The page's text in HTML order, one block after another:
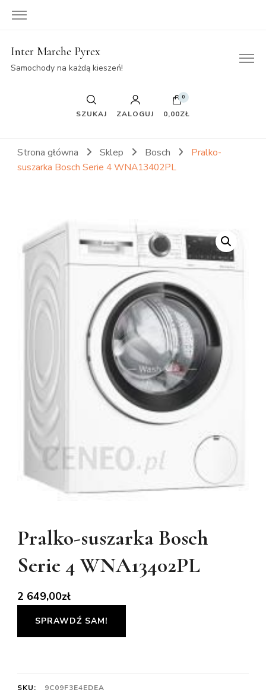
Inter Marche Pyrex
Samochody na każdą kieszeń!
SZUKAJ ZALOGUJ
0
0,00ZŁ
Strona główna Sklep Bosch
Pralko-
suszarka Bosch Serie 4 WNA13402PL
Pralko-suszarka Bosch
Serie 4 WNA13402PL
2 649,00zł
SPRAWDŹ SAM!
SKU:
9C09F3E4EDEA